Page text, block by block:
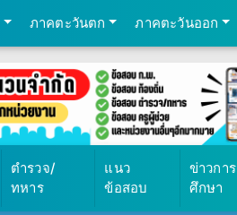
ภาคตะวันตก ภาคตะวันออก
ตำรวจ/
ทหาร
แนว
ข้อสอบ
ข่าวการ
ศึกษา